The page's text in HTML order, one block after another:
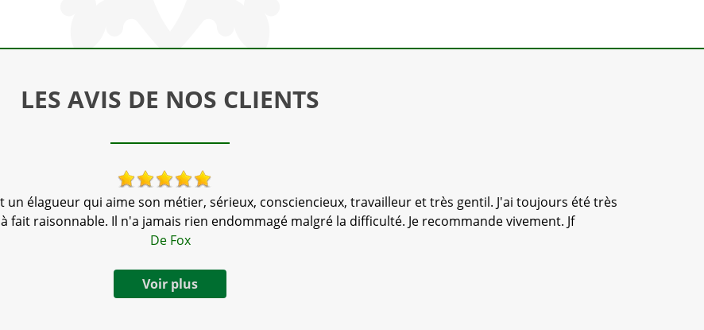
LES AVIS DE NOS CLIENTS
élagueur qui aime son métier, sérieux, consciencieux, travailleur et très gentil. J'ai toujours été très
raisonnable. Il n'a jamais rien endommagé malgré la difficulté. Je recommande vivement. Jf
De Fox
Voir plus